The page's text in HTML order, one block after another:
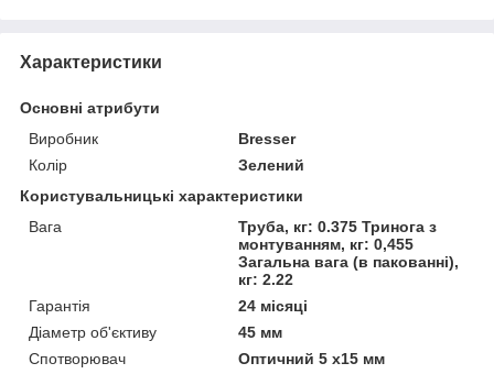
Характеристики
Основні атрибути
Виробник
Bresser
Колір
Зелений
Користувальницькі характеристики
Вага
Труба, кг: 0.375 Тринога з
монтуванням, кг: 0,455
Загальна вага (в пакованні),
кг: 2.22
Гарантія
24 місяці
Діаметр об'єктиву
45 мм
Спотворювач
Оптичний 5 х15 мм